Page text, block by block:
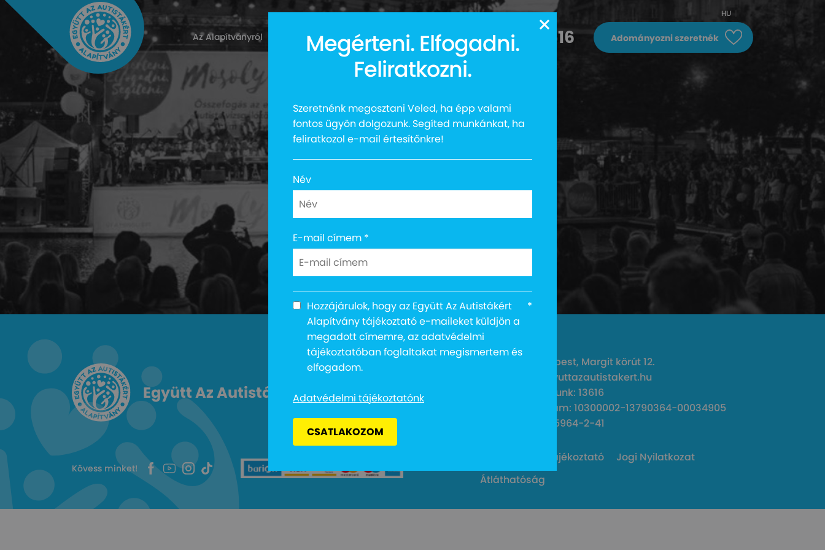
Az Alapítványról Auttalent 2025 Média Social Kapcsolat Shop
HU
13616 Adományozni szeretnék
ZamJam 2022
Együtt Az Autistákért Alapítvány
Cím: 1027 Budapest, Margit körút 12.
Email: info@egyuttazautistakert.hu
Adományvonalunk: 13616
Bankszámlaszám: 10300002-13790364-00034905
Adószám: 18745964-2-41
Kövess minket!
Adatvédelmi Tájékoztató
Jogi Nyilatkozat
Átláthatóság
Megérteni. Elfogadni.
Feliratkozni.
Szeretnénk megosztani Veled, ha épp valami
fontos ügyön dolgozunk. Segíted munkánkat, ha
feliratkozol e-mail értesítőnkre!
Név
E-mail címem *
Hozzájárulok, hogy az Együtt Az Autistákért
Alapítvány tájékoztató e-maileket küldjön a
megadott címemre, az adatvédelmi
tájékoztatóban foglaltakat megismertem és
elfogadom.
*
Adatvédelmi tájékoztatónk
CSATLAKOZOM